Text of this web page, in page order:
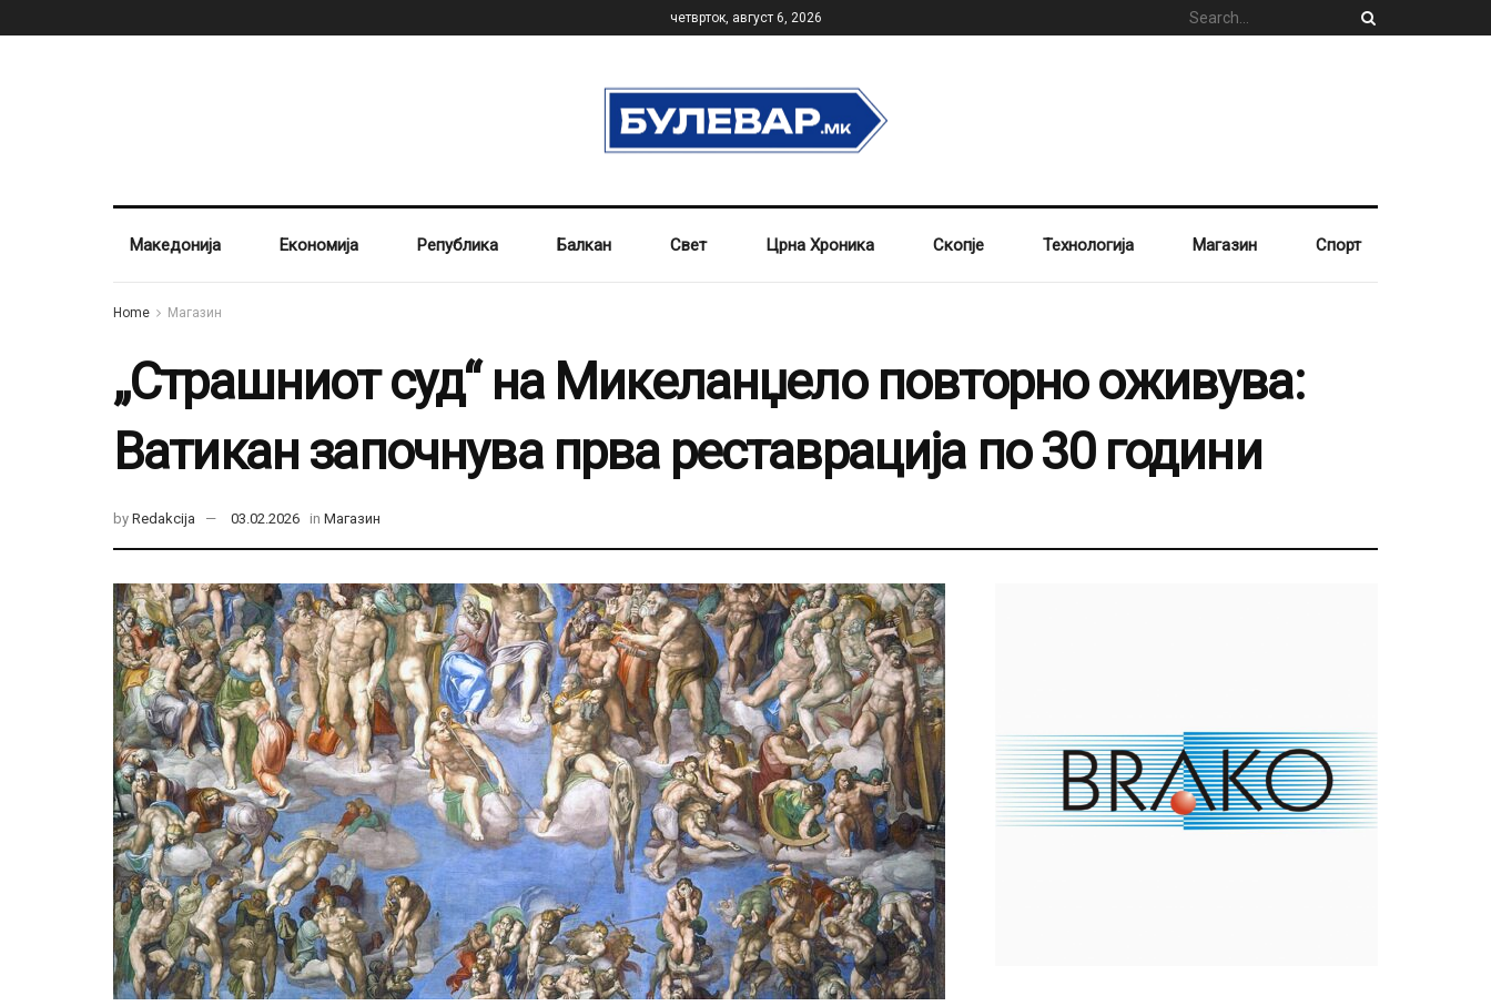
четврток, август 6, 2026
Македонија Економија Република Балкан Свет Црна Хроника Скопје Технологија Магазин Спорт
Home Магазин
„Страшниот суд“ на Микеланџело повторно оживува:
Ватикан започнува прва реставрација по 30 години
by Redakcija 03.02.2026 in Магазин